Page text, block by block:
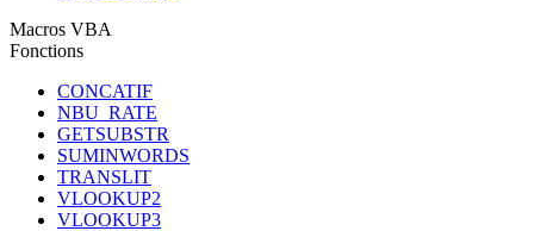
Macros VBA
Fonctions
CONCATIF
NBU_RATE
GETSUBSTR
SUMINWORDS
TRANSLIT
VLOOKUP2
VLOOKUP3